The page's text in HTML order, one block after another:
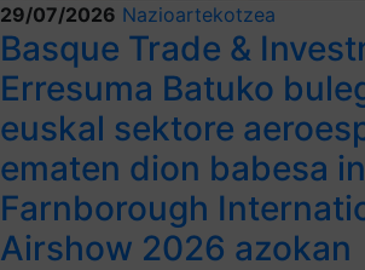
29/07/2026 Nazioartekotzea
Basque Trade &
Erresuma Batuko
euskal sektore
ematen dion babesa
Farnborough
Airshow 2026 azokan